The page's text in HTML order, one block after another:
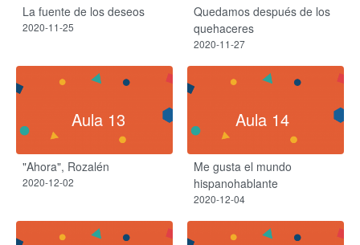
La fuente de los deseos
2020-11-25
Quedamos después de los
quehaceres
2020-11-27
Aula 13
"Ahora", Rozalén
2020-12-02
Aula 14
Me gusta el mundo
hispanohablante
2020-12-04